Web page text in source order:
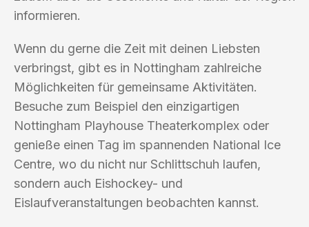
informieren.
Wenn du gerne die Zeit mit deinen Liebsten
verbringst, gibt es in Nottingham zahlreiche
Möglichkeiten für gemeinsame Aktivitäten.
Besuche zum Beispiel den einzigartigen
Nottingham Playhouse Theaterkomplex oder
genieße einen Tag im spannenden National Ice
Centre, wo du nicht nur Schlittschuh laufen,
sondern auch Eishockey- und
Eislaufveranstaltungen beobachten kannst.